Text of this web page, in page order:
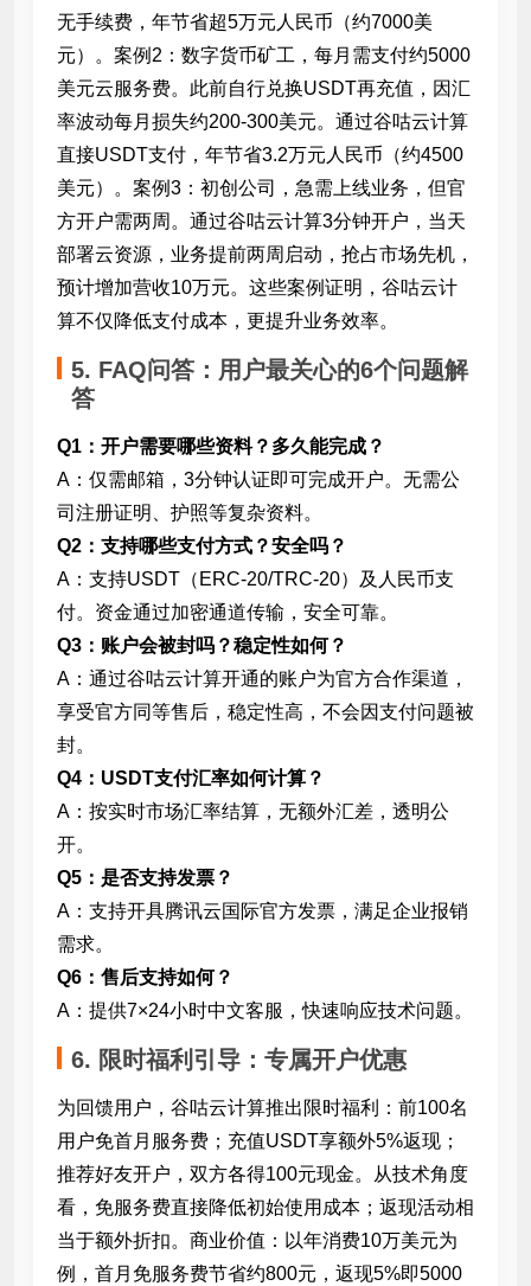
无手续费，年节省超5万元人民币（约7000美
元）。案例2：数字货币矿工，每月需支付约5000
美元云服务费。此前自行兑换USDT再充值，因汇
率波动每月损失约200-300美元。通过谷咕云计算
直接USDT支付，年节省3.2万元人民币（约4500
美元）。案例3：初创公司，急需上线业务，但官
方开户需两周。通过谷咕云计算3分钟开户，当天
部署云资源，业务提前两周启动，抢占市场先机，
预计增加营收10万元。这些案例证明，谷咕云计
算不仅降低支付成本，更提升业务效率。
5. FAQ问答：用户最关心的6个问题解
答
Q1：开户需要哪些资料？多久能完成？
A：仅需邮箱，3分钟认证即可完成开户。无需公
司注册证明、护照等复杂资料。
Q2：支持哪些支付方式？安全吗？
A：支持USDT（ERC-20/TRC-20）及人民币支
付。资金通过加密通道传输，安全可靠。
Q3：账户会被封吗？稳定性如何？
A：通过谷咕云计算开通的账户为官方合作渠道，
享受官方同等售后，稳定性高，不会因支付问题被
封。
Q4：USDT支付汇率如何计算？
A：按实时市场汇率结算，无额外汇差，透明公
开。
Q5：是否支持发票？
A：支持开具腾讯云国际官方发票，满足企业报销
需求。
Q6：售后支持如何？
A：提供7×24小时中文客服，快速响应技术问题。
6. 限时福利引导：专属开户优惠
为回馈用户，谷咕云计算推出限时福利：前100名
用户免首月服务费；充值USDT享额外5%返现；
推荐好友开户，双方各得100元现金。从技术角度
看，免服务费直接降低初始使用成本；返现活动相
当于额外折扣。商业价值：以年消费10万美元为
例，首月免服务费节省约800元，返现5%即5000